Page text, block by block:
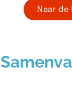
Naar de